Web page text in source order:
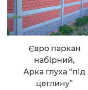
Євро паркан
набірний,
Арка глуха “під
цеглину”